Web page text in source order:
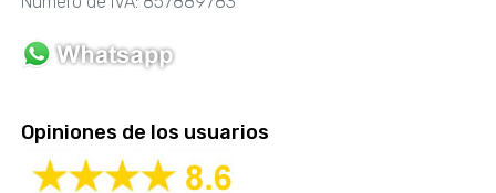
Opiniones de los usuarios